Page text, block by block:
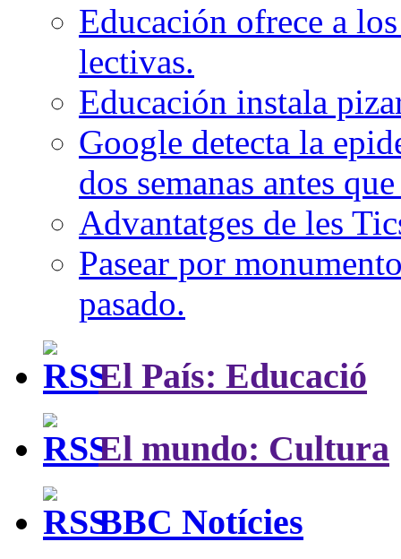
Educación ofrece a
lectivas.
Educación instala
Google detecta la
dos semanas antes
Advantatges de les
Pasear por
pasado.
El País: Educació
El mundo: Cultura
BBC Notícies